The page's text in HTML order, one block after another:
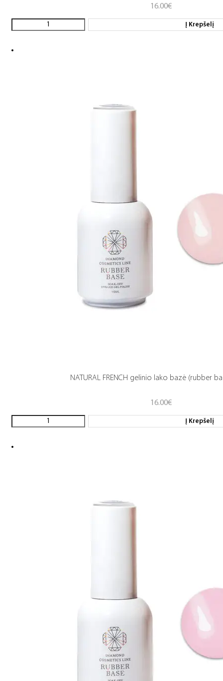
16.00€
Į Krepšelį
NATURAL FRENCH gelinio lako bazė (rubber
16.00€
Į Krepšelį